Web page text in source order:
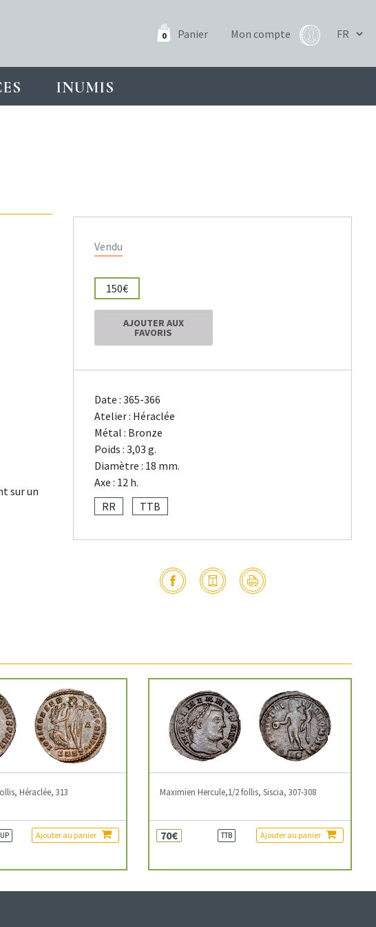
0 Panier Mon compte
INUMIS
sur un
Vendu
150€
AJOUTER AUX
FAVORIS
Date : 365-366
Atelier : Héraclée
Métal : Bronze
Poids : 3,03 g.
Diamètre : 18 mm.
Axe : 12 h.
RR
TTB
Héraclée, 313
Ajouter au panier
Maximien Hercule,1/2 follis, Siscia, 307-308
70€ TTB Ajouter au panier